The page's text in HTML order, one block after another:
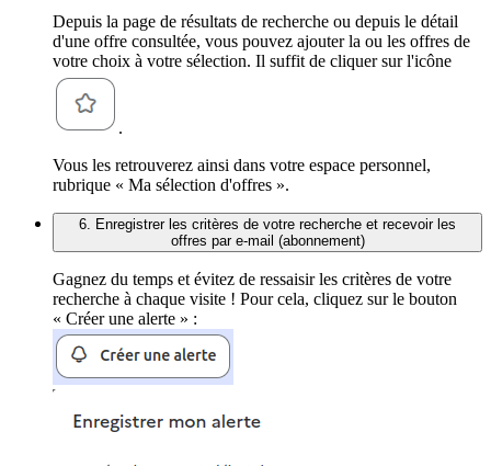
Depuis la page de résultats de recherche ou depuis le détail
d'une offre consultée, vous pouvez ajouter la ou les offres de
votre choix à votre sélection. Il suffit de cliquer sur l'icône
.
Vous les retrouverez ainsi dans votre espace personnel,
rubrique « Ma sélection d'offres ».
6. Enregistrer les critères de votre recherche et recevoir les
offres par e-mail (abonnement)
Gagnez du temps et évitez de ressaisir les critères de votre
recherche à chaque visite ! Pour cela, cliquez sur le bouton
« Créer une alerte » :